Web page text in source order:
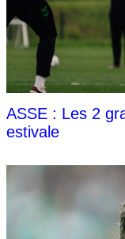
ASSE : Les 2
estivale